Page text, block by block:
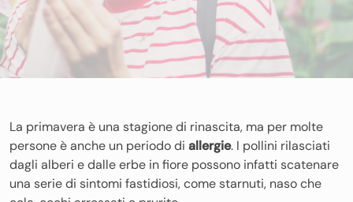
La primavera è una stagione di rinascita, ma per molte
persone è anche un periodo di allergie. I pollini rilasciati
dagli alberi e dalle erbe in fiore possono infatti scatenare
una serie di sintomi fastidiosi, come starnuti, naso che